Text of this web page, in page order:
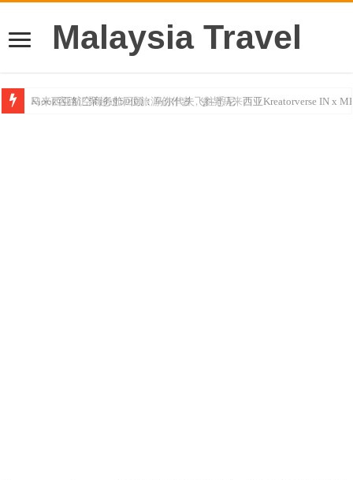
Malaysia Travel
马来西亚航空商务舱回顾：马尔代夫飞往悉尼
Klook客路汇聚超过50位旅游创作者，参与马来西亚Kreatorverse IN x